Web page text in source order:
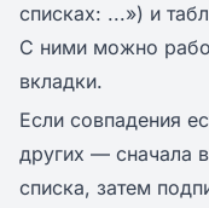
списках: ...») и
С ними можно
вкладки.
Если совпадения
других — сначала
списка, затем